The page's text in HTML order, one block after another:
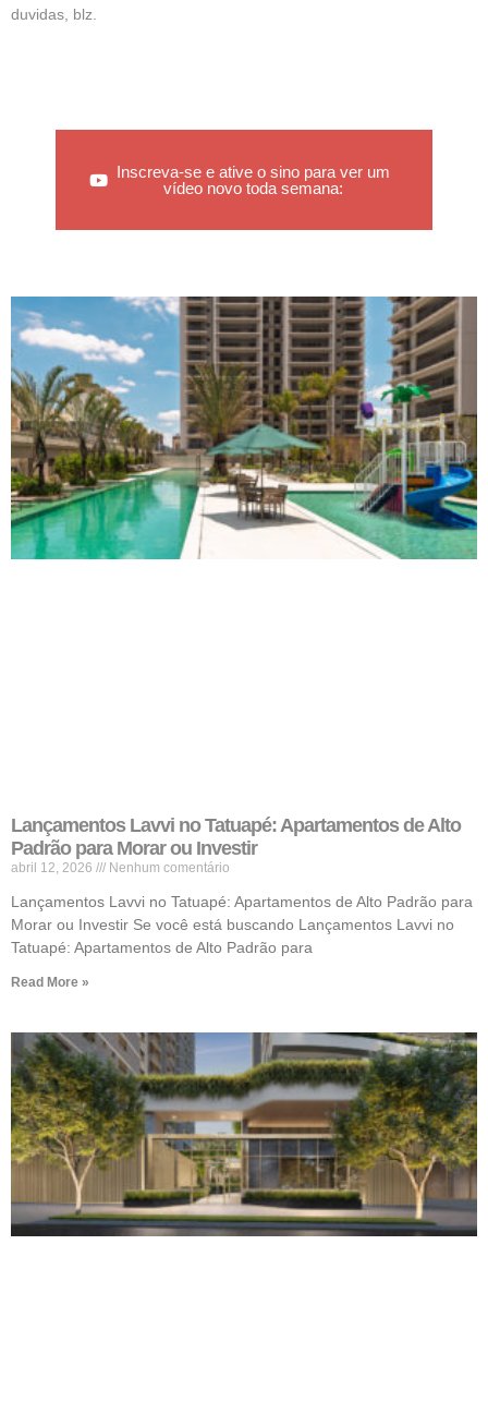
duvidas, blz.
Inscreva-se e ative o sino para ver um
vídeo novo toda semana:
Lançamentos Lavvi no Tatuapé: Apartamentos de Alto
Padrão para Morar ou Investir
abril 12, 2026 Nenhum comentário
Lançamentos Lavvi no Tatuapé: Apartamentos de Alto Padrão para
Morar ou Investir Se você está buscando Lançamentos Lavvi no
Tatuapé: Apartamentos de Alto Padrão para
Read More »